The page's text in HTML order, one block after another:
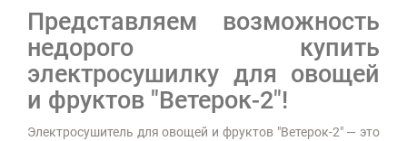
Представляем возможность
недорого купить
электросушилку для овощей
и фруктов "Ветерок-2"!
Электросушитель для овощей и фруктов "Ветерок-2" — это